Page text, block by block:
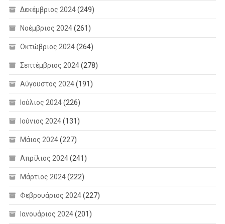
Δεκέμβριος 2024(249)
Νοέμβριος 2024(261)
Οκτώβριος 2024(264)
Σεπτέμβριος 2024(278)
Αύγουστος 2024(191)
Ιούλιος 2024(226)
Ιούνιος 2024(131)
Μάιος 2024(227)
Απρίλιος 2024(241)
Μάρτιος 2024(222)
Φεβρουάριος 2024(227)
Ιανουάριος 2024(201)